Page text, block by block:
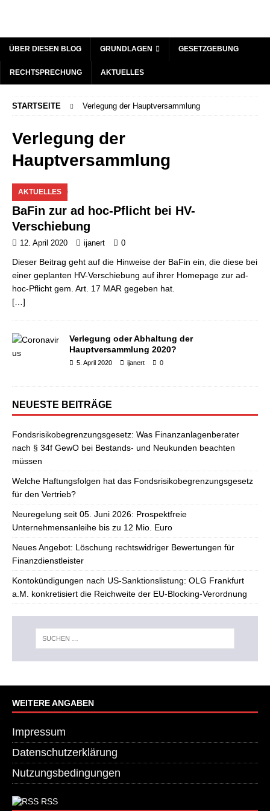
ÜBER DIESEN BLOG GRUNDLAGEN GESETZGEBUNG
RECHTSPRECHUNG AKTUELLES
STARTSEITE Verlegung der Hauptversammlung
Verlegung der
Hauptversammlung
AKTUELLES
BaFin zur ad hoc-Pflicht bei HV-
Verschiebung
12. April 2020 ijanert 0
Dieser Beitrag geht auf die Hinweise der BaFin ein, die diese bei
einer geplanten HV-Verschiebung auf ihrer Homepage zur ad-
hoc-Pflicht gem. Art. 17 MAR gegeben hat.
[…]
Verlegung oder Abhaltung der
Hauptversammlung 2020?
5. April 2020 ijanert 0
NEUESTE BEITRÄGE
Fondsrisikobegrenzungsgesetz: Was Finanzanlagenberater
nach § 34f GewO bei Bestands- und Neukunden beachten
müssen
Welche Haftungsfolgen hat das Fondsrisikobegrenzungsgesetz
für den Vertrieb?
Neuregelung seit 05. Juni 2026: Prospektfreie
Unternehmensanleihe bis zu 12 Mio. Euro
Neues Angebot: Löschung rechtswidriger Bewertungen für
Finanzdienstleister
Kontokündigungen nach US-Sanktionslistung: OLG Frankfurt
a.M. konkretisiert die Reichweite der EU-Blocking-Verordnung
WEITERE ANGABEN
Impressum
Datenschutzerklärung
Nutzungsbedingungen
RSS